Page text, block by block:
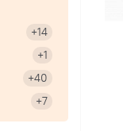
+14
+1
+40
+7